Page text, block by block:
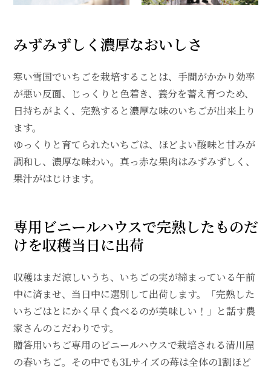
みずみずしく濃厚なおいしさ
寒い雪国でいちごを栽培することは、手間がかかり効率
が悪い反面、じっくりと色着き、養分を蓄え育つため、
日持ちがよく、完熟すると濃厚な味のいちごが出来上り
ます。
ゆっくりと育てられたいちごは、ほどよい酸味と甘みが
調和し、濃厚な味わい。真っ赤な果肉はみずみずしく、
果汁がはじけます。
専用ビニールハウスで完熟したものだ
けを収穫当日に出荷
収穫はまだ涼しいうち、いちごの実が締まっている午前
中に済ませ、当日中に選別して出荷します。「完熟した
いちごはとにかく早く食べるのが美味しい！」と話す農
家さんのこだわりです。
贈答用いちご専用のビニールハウスで栽培される清川屋
の春いちご。その中でも3Lサイズの苺は全体の1割ほど